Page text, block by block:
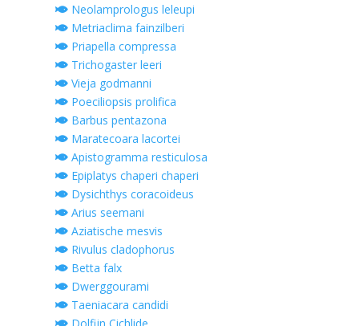
Neolamprologus leleupi
Metriaclima fainzilberi
Priapella compressa
Trichogaster leeri
Vieja godmanni
Poeciliopsis prolifica
Barbus pentazona
Maratecoara lacortei
Apistogramma resticulosa
Epiplatys chaperi chaperi
Dysichthys coracoideus
Arius seemani
Aziatische mesvis
Rivulus cladophorus
Betta falx
Dwerggourami
Taeniacara candidi